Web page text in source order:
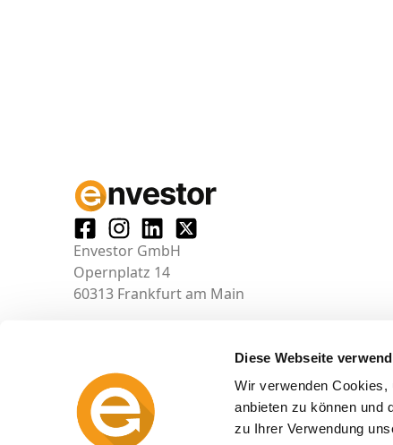
Diese Webseite
Wir verwenden Cookies,
anbieten zu können und
zu Ihrer Verwendung
Envestor GmbH
Opernplatz 14
60313 Frankfurt am Main